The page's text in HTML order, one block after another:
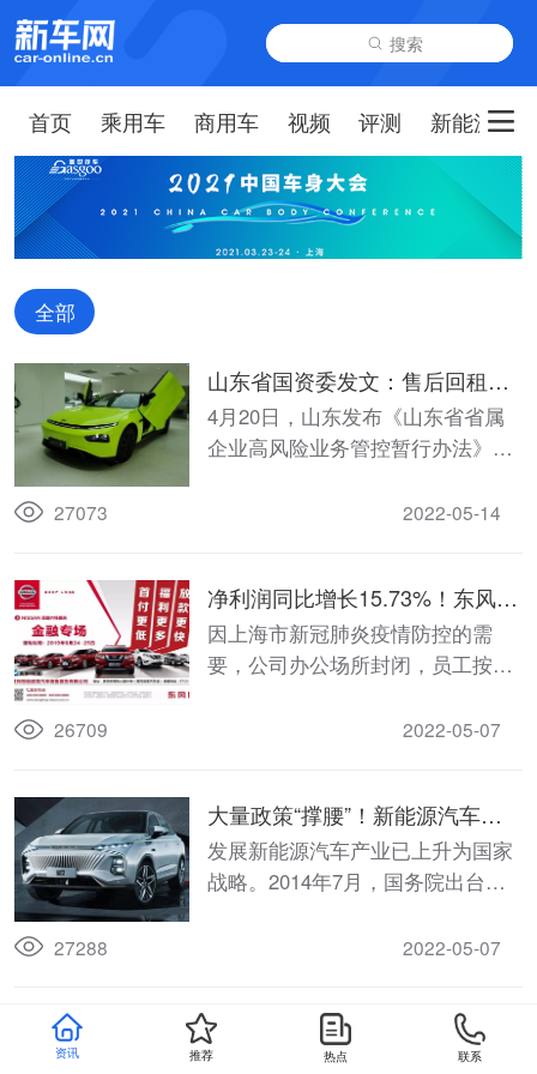
搜索
首页 乘用车 商用车 视频 评测 新能源
全部
山东省国资委发文：售后回租被
认定为高风险业务，将受到分类
管控！
4月20日，山东发布《山东省省属
企业高风险业务管控暂行办法》，
的金融机构（包括商业银行、证券
等）以及其他类金融机构（包括融
资租赁公司、小额贷款公司、担保
公司、保理公司等）
27073 2022-05-14
净利润同比增长15.73%！东风日
产汽车金融公司公布2021年公司
基本财务数据和主要监管指标！
因上海市新冠肺炎疫情防控的需
要，公司办公场所封闭，员工按照
26709 2022-05-07
大量政策“撑腰”！新能源汽车融
资租赁扶持政策大梳理！
发展新能源汽车产业已上升为国家
战略。2014年7月，国务院出台
指导意见》，要求积极引导企业创
27288 2022-05-07
这家主机厂系融资租赁公司：聚
焦轻卡、经销商渠道二手车等业
4月，一汽集团控股子公司一汽智
资讯 推荐 热点 联系